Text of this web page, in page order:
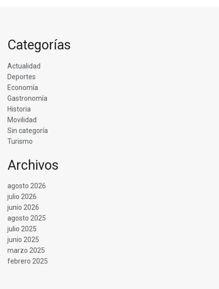
Categorías
Actualidad
Deportes
Economía
Gastronomía
Historia
Movilidad
Sin categoría
Turismo
Archivos
agosto 2026
julio 2026
junio 2026
agosto 2025
julio 2025
junio 2025
marzo 2025
febrero 2025